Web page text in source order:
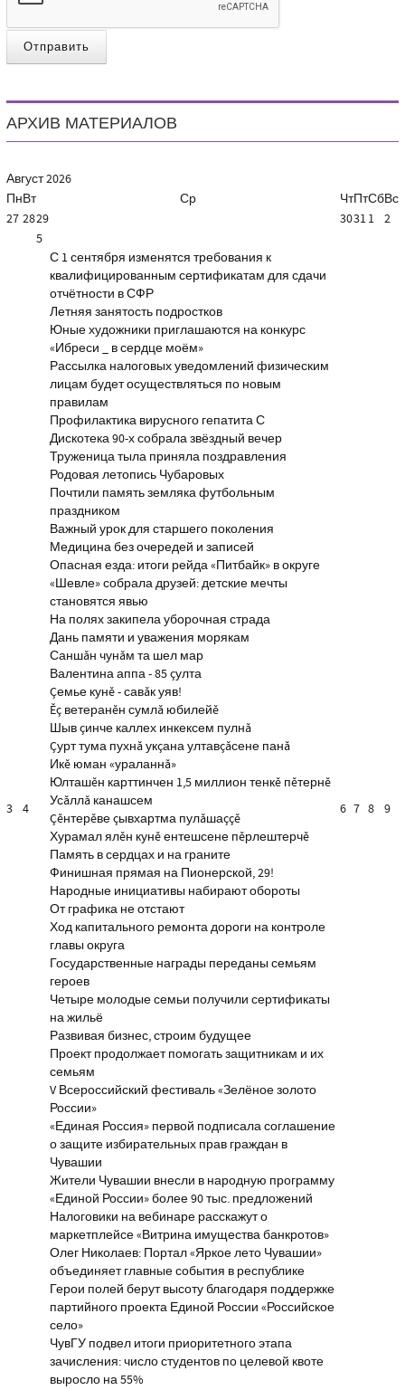
Отправить
АРХИВ МАТЕРИАЛОВ
Август2026
ПнВт Ср ЧтПтСбВс
27 2829 30311 2
3 4
5
С 1 сентября изменятся требования к
квалифицированным сертификатам для сдачи
отчётности в СФР
Летняя занятость подростков
Юные художники приглашаются на конкурс
«Ибреси _ в сердце моём»
Рассылка налоговых уведомлений физическим
лицам будет осуществляться по новым
правилам
Профилактика вирусного гепатита С
Дискотека 90-х собрала звёздный вечер
Труженица тыла приняла поздравления
Родовая летопись Чубаровых
Почтили память земляка футбольным
праздником
Важный урок для старшего поколения
Медицина без очередей и записей
Опасная езда: итоги рейда «Питбайк» в округе
«Шевле» собрала друзей: детские мечты
становятся явью
На полях закипела уборочная страда
Дань памяти и уважения морякам
Саншăн чунăм та шел мар
Валентина аппа - 85 çулта
Çемье кунĕ - савăк уяв!
Ĕç ветеранĕн сумлă юбилейĕ
Шыв çинче каллех инкексем пулнă
Çурт тума пухнă укçана ултавçăсене панă
Икĕ юман «ураланнă»
Юлташĕн карттинчен 1,5 миллион тенкĕ пĕтернĕ
Усăллă канашсем
Çĕнтерĕве çывхартма пулăшаççĕ
Хурамал ялĕн кунĕ ентешсене пĕрлештерчĕ
Память в сердцах и на граните
Финишная прямая на Пионерской, 29!
Народные инициативы набирают обороты
От графика не отстают
Ход капитального ремонта дороги на контроле
главы округа
Государственные награды переданы семьям
героев
Четыре молодые семьи получили сертификаты
на жильё
Развивая бизнес, строим будущее
Проект продолжает помогать защитникам и их
семьям
V Всероссийский фестиваль «Зелёное золото
России»
«Единая Россия» первой подписала соглашение
о защите избирательных прав граждан в
Чувашии
Жители Чувашии внесли в народную программу
«Единой России» более 90 тыс. предложений
Налоговики на вебинаре расскажут о
маркетплейсе «Витрина имущества банкротов»
Олег Николаев: Портал «Яркое лето Чувашии»
объединяет главные события в республике
Герои полей берут высоту благодаря поддержке
партийного проекта Единой России «Российское
село»
ЧувГУ подвел итоги приоритетного этапа
зачисления: число студентов по целевой квоте
выросло на 55%
6 7 8 9